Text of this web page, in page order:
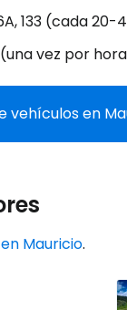
133 (cada 20-
vez por
vehículos en
Mauricio.